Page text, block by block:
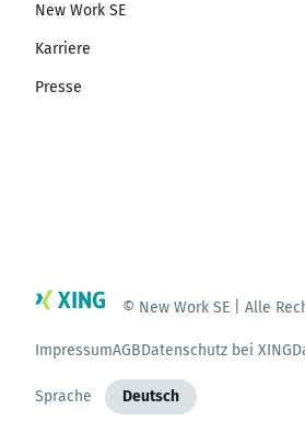
New Work SE
Karriere
Presse
© New Work SE | Alle
ImpressumAGBDatenschutz bei XING
Sprache Deutsch